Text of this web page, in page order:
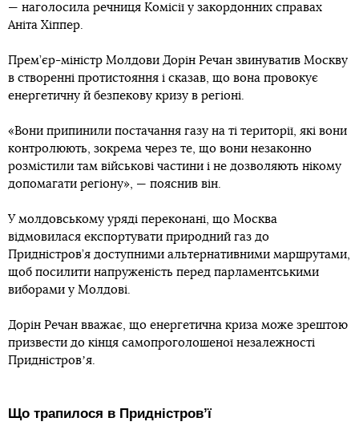
— наголосила речниця Комісії у закордонних справах
Аніта Хіппер.
Прем’єр-міністр Молдови Дорін Речан звинуватив Москву
в створенні протистояння і сказав, що вона провокує
енергетичну й безпекову кризу в регіоні.
«Вони припинили постачання газу на ті території, які вони
контролюють, зокрема через те, що вони незаконно
розмістили там військові частини і не дозволяють нікому
допомагати регіону», — пояснив він.
У молдовському уряді переконані, що Москва
відмовилася експортувати природний газ до
Придністров’я доступними альтернативними маршрутами,
щоб посилити напруженість перед парламентськими
виборами у Молдові.
Дорін Речан вважає, що енергетична криза може зрештою
призвести до кінця самопроголошеної незалежності
Придністровʼя.
Що трапилося в Придністровʼї